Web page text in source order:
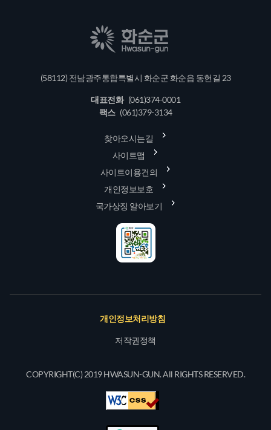
(58112) 전남광주통합특별시 화순군 화순읍 동헌길 23
대표전화 (061)374-0001
팩스 (061)379-3134
찾아오시는길
사이트맵
사이트이용건의
개인정보보호
국가상징 알아보기
개인정보처리방침
저작권정책
COPYRIGHT(C) 2019 HWASUN-GUN. All RIGHTS RESERVED.